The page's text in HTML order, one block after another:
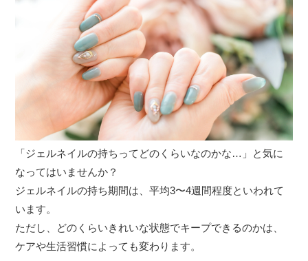
「ジェルネイルの持ちってどのくらいなのかな…」と気に
なってはいませんか？
ジェルネイルの持ち期間は、平均3〜4週間程度といわれて
います。
ただし、どのくらいきれいな状態でキープできるのかは、
ケアや生活習慣によっても変わります。